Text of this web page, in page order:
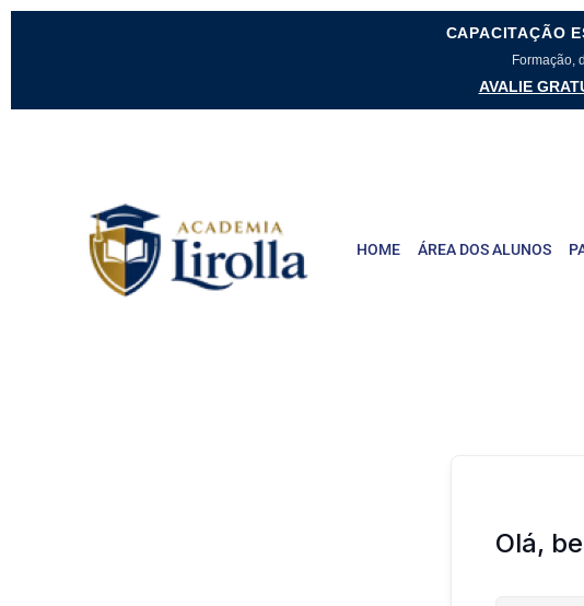
CAPACITAÇÃO
Formação,
AVALIE
HOME ÁREA DOS ALUNOS
Olá,